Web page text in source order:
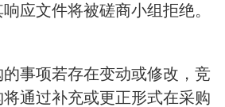
应文件将被磋商小组拒绝。
事项若存在变动或修改，竞
通过补充或更正形式在采购